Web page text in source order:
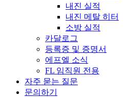
내진 실적
내진 메탈 히터
소방 실적
카달로그
등록증 및 증명서
에프엘 소식
FL 임직원 전용
자주 묻는 질문
문의하기